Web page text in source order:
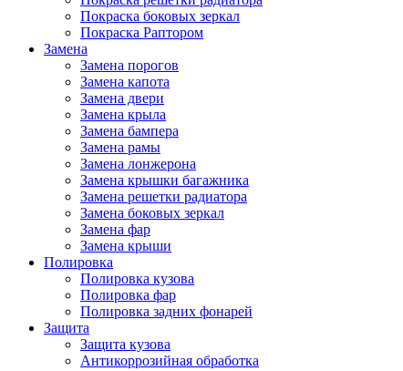
Покраска боковых зеркал
Покраска Раптором
Замена
Замена порогов
Замена капота
Замена двери
Замена крыла
Замена бампера
Замена рамы
Замена лонжерона
Замена крышки багажника
Замена решетки радиатора
Замена боковых зеркал
Замена фар
Замена крыши
Полировка
Полировка кузова
Полировка фар
Полировка задних фонарей
Защита
Защита кузова
Антикоррозийная обработка